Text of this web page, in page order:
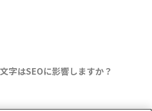
字はSEOに影響しますか？